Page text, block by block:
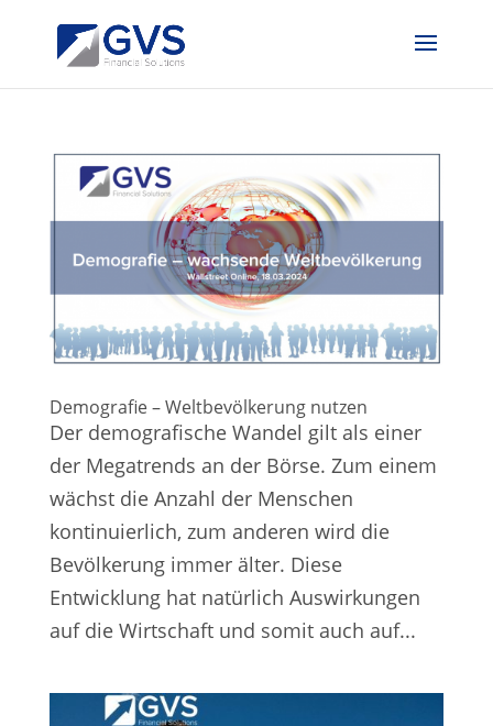
Demografie – Weltbevölkerung nutzen
Der demografische Wandel gilt als einer
der Megatrends an der Börse. Zum einem
wächst die Anzahl der Menschen
kontinuierlich, zum anderen wird die
Bevölkerung immer älter. Diese
Entwicklung hat natürlich Auswirkungen
auf die Wirtschaft und somit auch auf...